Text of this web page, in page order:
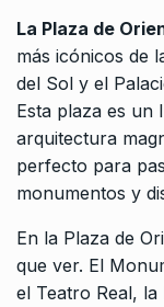
La Plaza de
más icónicos de
del Sol y el
Esta plaza es un
arquitectura
perfecto para
monumentos y
En la Plaza de
que ver. El
el Teatro Real, la